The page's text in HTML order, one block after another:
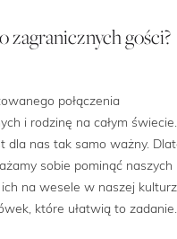
zagranicznych gości?
połączenia
i rodzinę na całym
dla nas tak samo ważny.
sobie pominąć naszych
na wesele w naszej
które ułatwią to zadanie.